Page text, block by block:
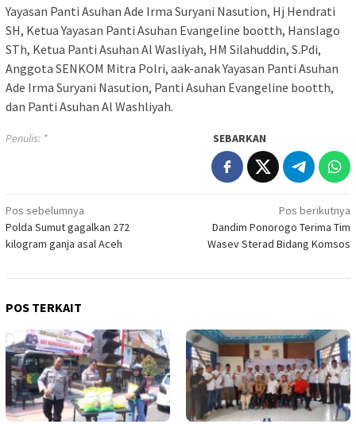
Yayasan Panti Asuhan Ade Irma Suryani Nasution, Hj Hendrati
SH, Ketua Yayasan Panti Asuhan Evangeline bootth, Hanslago
STh, Ketua Panti Asuhan Al Wasliyah, HM Silahuddin, S.Pdi,
Anggota SENKOM Mitra Polri, aak-anak Yayasan Panti Asuhan
Ade Irma Suryani Nasution, Panti Asuhan Evangeline bootth,
dan Panti Asuhan Al Washliyah.
Penulis: * SEBARKAN
Navigasi
pos
Pos sebelumnya
Polda Sumut gagalkan 272
kilogram ganja asal Aceh
Pos berikutnya
Dandim Ponorogo Terima Tim
Wasev Sterad Bidang Komsos
POS TERKAIT